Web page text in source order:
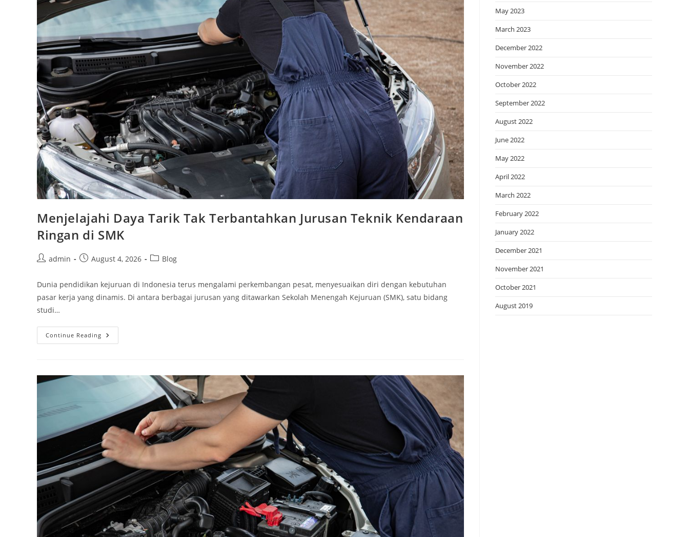
Menjelajahi Daya Tarik Tak Terbantahkan Jurusan Teknik Kendaraan
Ringan di SMK
Postadmin
PostAugust 4, 2026
PostBlog
Dunia pendidikan kejuruan di Indonesia terus mengalami perkembangan pesat, menyesuaikan diri dengan kebutuhan
pasar kerja yang dinamis. Di antara berbagai jurusan yang ditawarkan Sekolah Menengah Kejuruan (SMK), satu bidang
studi…
Continue Reading Menjelajahi
Daya
Teknik
Kendaraan
May 2023
March 2023
December 2022
November 2022
October 2022
September 2022
August 2022
June 2022
May 2022
April 2022
March 2022
February 2022
January 2022
December 2021
November 2021
October 2021
August 2019